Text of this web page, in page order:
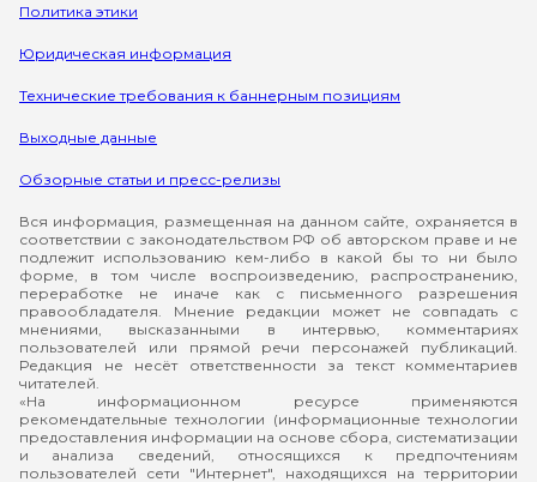
Политика этики
Юридическая информация
Технические требования к баннерным позициям
Выходные данные
Обзорные статьи и пресс-релизы
Вся информация, размещенная на данном сайте, охраняется в
соответствии с законодательством РФ об авторском праве и не
подлежит использованию кем-либо в какой бы то ни было
форме, в том числе воспроизведению, распространению,
переработке не иначе как с письменного разрешения
правообладателя. Мнение редакции может не совпадать с
мнениями, высказанными в интервью, комментариях
пользователей или прямой речи персонажей публикаций.
Редакция не несёт ответственности за текст комментариев
читателей.
«На информационном ресурсе применяются
рекомендательные технологии (информационные технологии
предоставления информации на основе сбора, систематизации
и анализа сведений, относящихся к предпочтениям
пользователей сети "Интернет", находящихся на территории